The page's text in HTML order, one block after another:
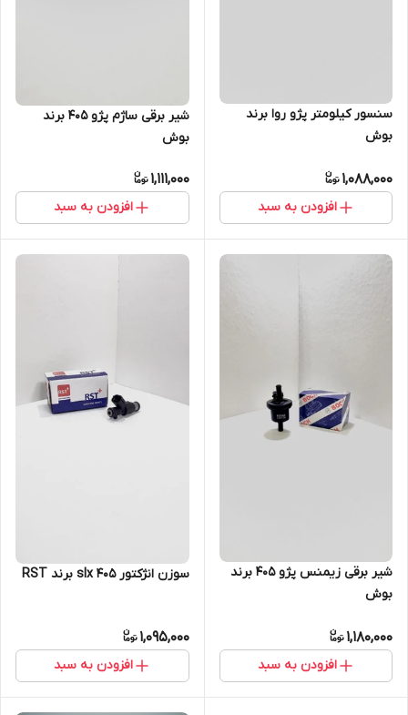
سنسور کیلومتر پژو روا برند
بوش
1,088,000
افزودن به سبد
شیر برقی ساژم پژو 405 برند
بوش
1,111,000
افزودن به سبد
شیر برقی زیمنس پژو 405 برند
بوش
1,180,000
افزودن به سبد
سوزن انژکتور 405 slx برند RST
1,095,000
افزودن به سبد